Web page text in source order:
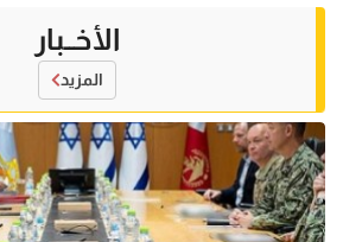
الأخــبار
المزيد